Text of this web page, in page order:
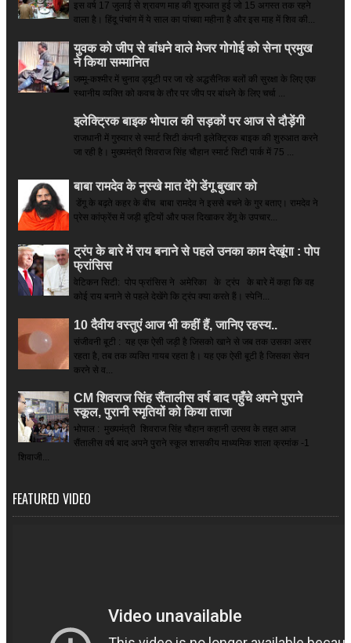
इस वर्ष 17 जुलाई से श्रावण माह की शुरुआत हुई जो 15 अगस्त तक रहने
वाला है। हिंदू पंचांग में ये साल का पांचवा महीना है और इस माह में शिव की...
युवक को जीप से बांधने वाले मेजर गोगोई को सेना प्रमुख
ने किया सम्‍मानित
जम्मू-कश्मीर में चुनाव ड्यूटी पर जा रहे अद्धसैनिक बलों की सुरक्षा के लिए एक
स्थानीय व्यक्ति को कवच के तौर पर जीप पर बांधने के लिए चर्चा ...
इलेक्ट्रिक बाइक भोपाल की सड़कों पर आज से दौड़ेंगी
राजधानी में गुरुवार से स्मार्ट सिटी कंपनी इलेक्ट्रिक बाइक की शुरुआत करने
जा रही है। मुख्यमंत्री शिवराज सिंह चौहान स्मार्ट सिटी पार्क में 75 ...
बाबा रामदेव के नुस्खे मात देंगे डेंगू बुखार को
डेंगू के बढ़ते कहर के बीच बाबा रामदेव ने इससे बचने के गुर बताए। रामदेव ने
प्रेस कांफ्रेंस में जड़ी बूटियों और फल दिखाकर डेंगू के उपचार...
ट्रंप के बारे में राय बनाने से पहले उनका काम देखूंगा : पोप
फ्रांसिस
वेटिकन सिटी: पोप फ्रांसिस ने अमेरिका के ट्रंप के बारे में कहा कि वह
कोई राय बनाने से पहले देखेंगे कि ट्रंप क्या करते हैं। स्पेनि...
10 दैवीय वस्तुएं आज भी कहीं हैं, जानिए रहस्य..
संजीवनी बूटी : यह एक ऐसी जड़ी है जिसको खाने से जब तक उसका असर
रहता है, तब तक व्यक्ति गायब रहता है। यह एक ऐसी बूटी है जिसका सेवन
करने से व...
CM शिवराज सिंह सैंतालीस वर्ष बाद पहुँचे अपने पुराने
स्कूल, पुरानी स्मृतियों को किया ताजा
भोपाल : मुख्यमंत्री शिवराज सिंह चौहान कहानी उत्सव के तहत आज
सैंतालीस वर्ष बाद अपने पुराने स्कूल शासकीय माध्यमिक शाला क्रमांक -1
शिवाजी...
FEATURED VIDEO